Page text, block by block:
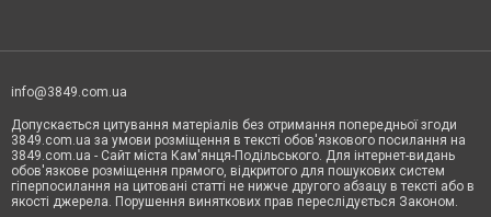
info@3849.com.ua
Допускається цитування матеріалів без отримання попередньої згоди
3849.com.ua за умови розміщення в тексті обов'язкового посилання на
3849.com.ua - Сайт міста Кам'янця-Подільського. Для інтернет-видань
обов'язкове розміщення прямого, відкритого для пошукових систем
гіперпосилання на цитовані статті не нижче другого абзацу в тексті або в
якості джерела. Порушення виняткових прав переслідується Законом.